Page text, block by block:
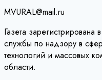
MVURAL@mail.ru
Газета
службы по надзору в
технологий и массовых
области.